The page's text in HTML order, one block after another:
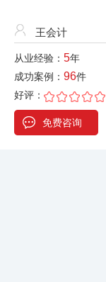
王会计
从业经验： 5年
成功案例： 96件
好评：
免费咨询